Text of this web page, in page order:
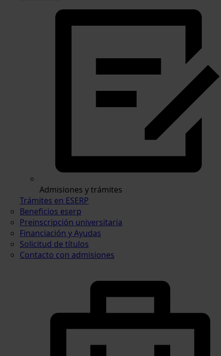
Admisiones y trámites
Trámites en ESERP
Beneficios eserp
Preinscripción universitaria
Financiación y Ayudas
Solicitud de títulos
Contacto con admisiones